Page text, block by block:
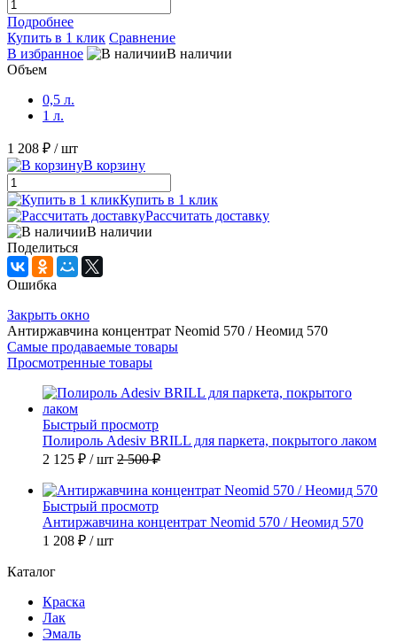
Подробнее
Купить в 1 клик Сравнение
В избранное
В наличии
Объем
0,5 л.
1 л.
1 208 ₽ / шт
В корзину
Купить в 1 клик
Рассчитать доставку
В наличии
Поделиться
Ошибка
Закрыть окно
Антиржавчина концентрат Neomid 570 / Неомид 570
Самые продаваемые товары
Просмотренные товары
Быстрый просмотр
Полироль Adesiv BRILL для паркета, покрытого лаком
2 125 ₽ / шт 2 500 ₽
Быстрый просмотр
Антиржавчина концентрат Neomid 570 / Неомид 570
1 208 ₽ / шт
Каталог
Краска
Лак
Эмаль